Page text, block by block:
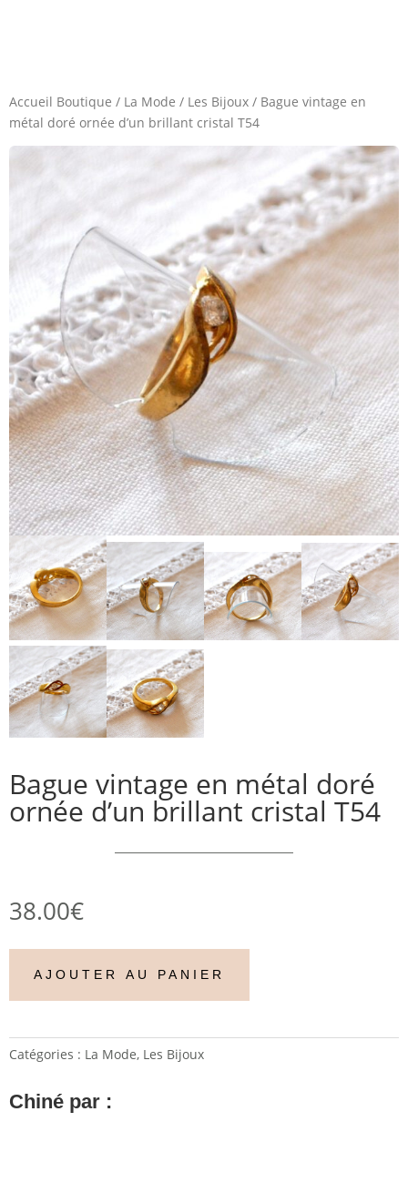
Accueil Boutique / La Mode / Les Bijoux / Bague vintage en
métal doré ornée d’un brillant cristal T54
Bague vintage en métal doré
ornée d’un brillant cristal T54
38.00€
AJOUTER AU PANIER
Catégories : La Mode, Les Bijoux
Chiné par :